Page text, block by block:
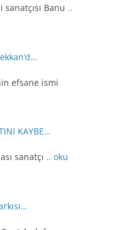
Banu ..
efsane ismi
KAYBE…
sanatçı .. oku